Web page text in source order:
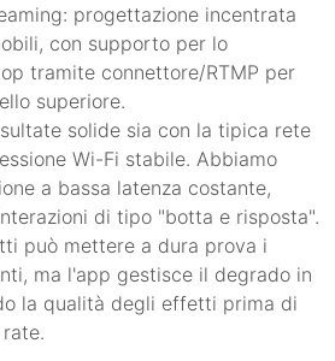
progettazione incentrata
con supporto per lo
tramite connettore/RTMP per
superiore.
solide sia con la tipica rete
Wi-Fi stabile. Abbiamo
a bassa latenza costante,
di tipo "botta e risposta".
può mettere a dura prova i
ma l'app gestisce il degrado in
la qualità degli effetti prima di